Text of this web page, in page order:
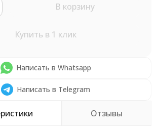
В корзину
Купить в 1 клик
Написать в Whatsapp
Написать в Telegram
Отзывы